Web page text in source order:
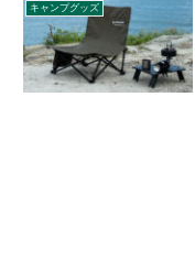
キャンプグッズ